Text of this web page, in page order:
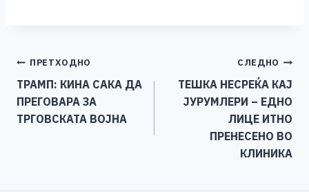
b
o
o
n
g
er
Li
n
k
Навигација
на
напис
ПРЕТХОДНО
ТРАМП: КИНА САКА ДА
ПРЕГОВАРА ЗА
ТРГОВСКАТА ВОЈНА
СЛЕДНО
ТЕШКА НЕСРЕЌА КАЈ
ЈУРУМЛЕРИ – ЕДНО
ЛИЦЕ ИТНО
ПРЕНЕСЕНО ВО
КЛИНИКА